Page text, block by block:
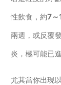
性飲食，約7～
兩週，或反覆
炎，極可能已
尤其當你出現